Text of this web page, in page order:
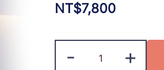
NT$7,800
- +